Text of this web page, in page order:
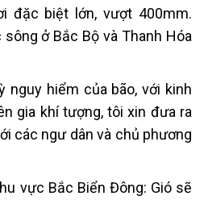
đặc biệt lớn, vượt 400mm.
ở Bắc Bộ và Thanh Hóa
nguy hiểm của bão, với kinh
gia khí tượng, tôi xin đưa ra
các ngư dân và chủ phương
vực Bắc Biển Đông: Gió sẽ